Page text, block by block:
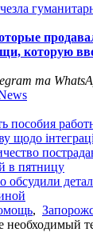
которую
та
пособия
в пятницу
обсудили
,